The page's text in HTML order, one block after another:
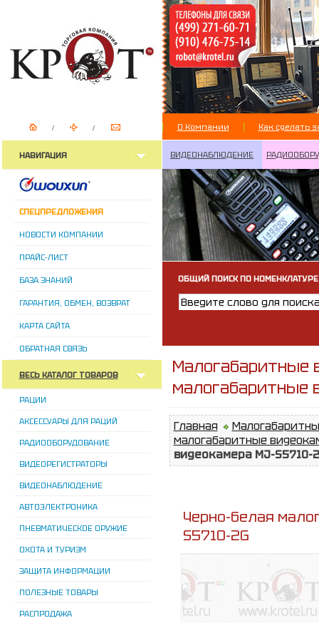
О Компании Как сделать
НАВИГАЦИЯ
СПЕЦПРЕДЛОЖЕНИЯ
НОВОСТИ КОМПАНИИ
ПРАЙС-ЛИСТ
БАЗА ЗНАНИЙ
ГАРАНТИЯ, ОБМЕН, ВОЗВРАТ
КАРТА САЙТА
ОБРАТНАЯ СВЯЗЬ
ВЕСЬ КАТАЛОГ ТОВАРОВ
РАЦИИ
АКСЕССУАРЫ ДЛЯ РАЦИЙ
РАДИООБОРУДОВАНИЕ
ВИДЕОРЕГИСТРАТОРЫ
ВИДЕОНАБЛЮДЕНИЕ
АВТОЭЛЕКТРОНИКА
ПНЕВМАТИЧЕСКОЕ ОРУЖИЕ
ОХОТА И ТУРИЗМ
ЗАЩИТА ИНФОРМАЦИИ
ПОЛЕЗНЫЕ ТОВАРЫ
РАСПРОДАЖА
ВИДЕОНАБЛЮДЕНИЕ
ОБЩИЙ ПОИСК ПО НОМЕНКЛАТУРЕ
Малогабаритные
малогабаритные
Главная
малогабаритные
видеокамера MJ-S5710-
Черно-белая
S5710-2G